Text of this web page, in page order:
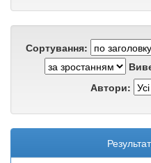
Сортування:
Автори: